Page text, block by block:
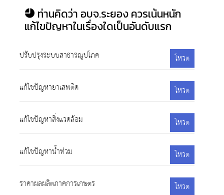
ท่านคิดว่า อบจ.ระยอง ควรเน้นหนัก
แก้ไขปัญหาในเรื่องใดเป็นอันดับแรก
ปรับปรุงระบบสาธารณูปโภค โหวต
แก้ไขปัญหายาเสพติด โหวต
แก้ไขปัญหาสิ่งแวดล้อม โหวต
แก้ไขปัญหาน้ำท่วม โหวต
ราคาผลผลิตภาคการเกษตร
โหวต